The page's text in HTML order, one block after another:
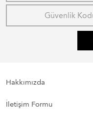
Hakkımızda
İletişim Formu